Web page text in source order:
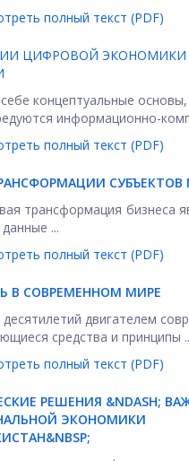
полный текст (PDF)
ЦИФРОВОЙ ЭКОНОМИКИ
концептуальные
информационно-
полный текст (PDF)
СУБЪЕКТОВ
трансформация бизнеса
...
полный текст (PDF)
В СОВРЕМЕННОМ МИРЕ
двигателем
средства и принципы
полный текст (PDF)
РЕШЕНИЯ &NDASH;
ЭКОНОМИКИ